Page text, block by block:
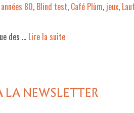
années 80, Blind test, Café Plùm, jeux,
des … Lire la suite­­
NEWSLETTER